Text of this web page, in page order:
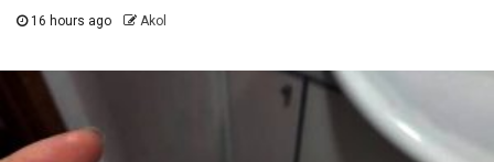
16 hours ago Akol